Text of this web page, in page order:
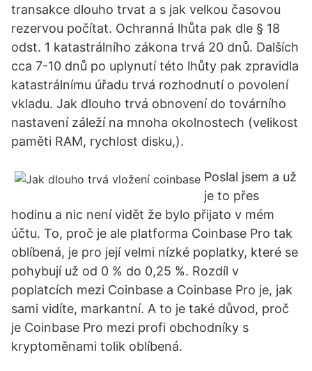
transakce dlouho trvat a s jak velkou časovou
rezervou počítat. Ochranná lhůta pak dle § 18
odst. 1 katastrálního zákona trvá 20 dnů. Dalších
cca 7-10 dnů po uplynutí této lhůty pak zpravidla
katastrálnímu úřadu trvá rozhodnutí o povolení
vkladu. Jak dlouho trvá obnovení do továrního
nastavení záleží na mnoha okolnostech (velikost
paměti RAM, rychlost disku,).
Poslal jsem a už
je to přes
hodinu a nic není vidět že bylo přijato v mém
účtu. To, proč je ale platforma Coinbase Pro tak
oblíbená, je pro její velmi nízké poplatky, které se
pohybují už od 0 % do 0,25 %. Rozdíl v
poplatcích mezi Coinbase a Coinbase Pro je, jak
sami vidíte, markantní. A to je také důvod, proč
je Coinbase Pro mezi profi obchodníky s
kryptoměnami tolik oblíbená.